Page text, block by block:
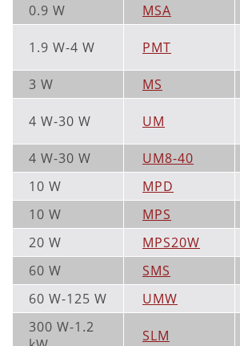
0.9 W
MSA
1.9 W-4 W PMT
3 W
MS
4 W-30 W UM
4 W-30 W
UM8-40
10 W
MPD
10 W
MPS
20 W
MPS20W
60 W
SMS
60 W-125 W
UMW
300 W-1.2
SLM